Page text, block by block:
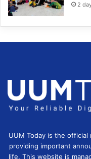
2
UUM Today is the
providing important
life. This website is